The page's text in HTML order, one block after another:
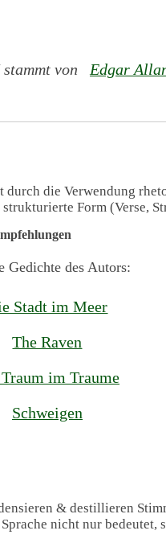
von Edgar
die Verwendung
Form (Verse,
Gedichte des Autors:
Stadt im Meer
The Raven
im Traume
Schweigen
& destillieren
nicht nur